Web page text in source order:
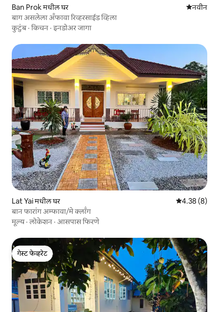
Ban Prok मधील घर नवीननवीन
बाग असलेला अँफावा रिव्हरसाईड व्हिला
कुटुंब·किचन ·इनडोअर जागा
Lat Yai मधील घर 5 पैकी 4.38
4.38 (8)
बान फारांग अम्फावा/मे क्लॉंग
मूल्य·लोकेशन · आसपास फिरणे
गेस्ट फेव्हरेट
गेस्ट फेव्हरेट